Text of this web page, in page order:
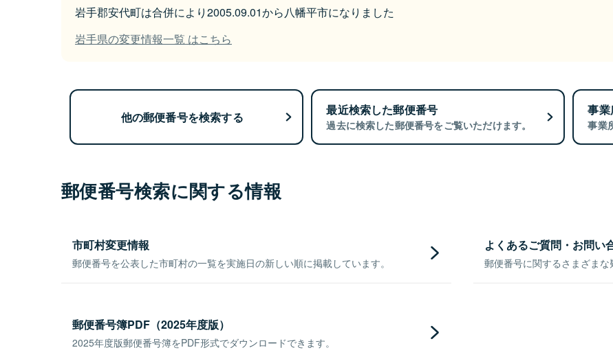
岩手郡安代町は合併により2005.09.01から八幡平市になりました
岩手県の変更情報一覧 はこちら
他の郵便番号を検索する 最近検索した郵便番号
過去に検索した郵便番号をご覧いただけます。
事
事業
郵便番号検索に関する情報
市町村変更情報
郵便番号を公表した市町村の一覧を実施日の新しい順に掲載しています。
よくあるご質問・お問い
郵便番号に関するさまざまな
郵便番号簿PDF（2025年度版）
2025年度版郵便番号簿をPDF形式でダウンロードできます。